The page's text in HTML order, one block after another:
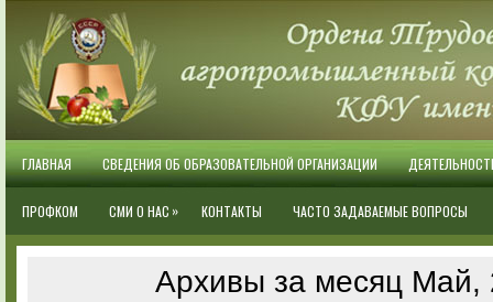
ГЛАВНАЯ СВЕДЕНИЯ ОБ ОБРАЗОВАТЕЛЬНОЙ ОРГАНИЗАЦИИ
ПРОФКОМ СМИ О НАС » КОНТАКТЫ ЧАСТО ЗАДАВАЕМЫЕ ВОПРОСЫ
Архивы за месяц Май,